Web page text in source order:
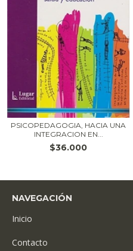
PSICOPEDAGOGIA, HACIA UNA
INTEGRACION EN...
$36.000
NAVEGACIÓN
Inicio
Contacto